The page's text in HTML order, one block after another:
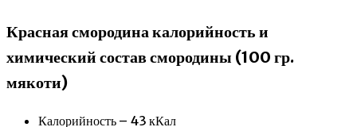
Красная смородина калорийность и
химический состав смородины (100 гр.
мякоти)
Калорийность – 43 кКал